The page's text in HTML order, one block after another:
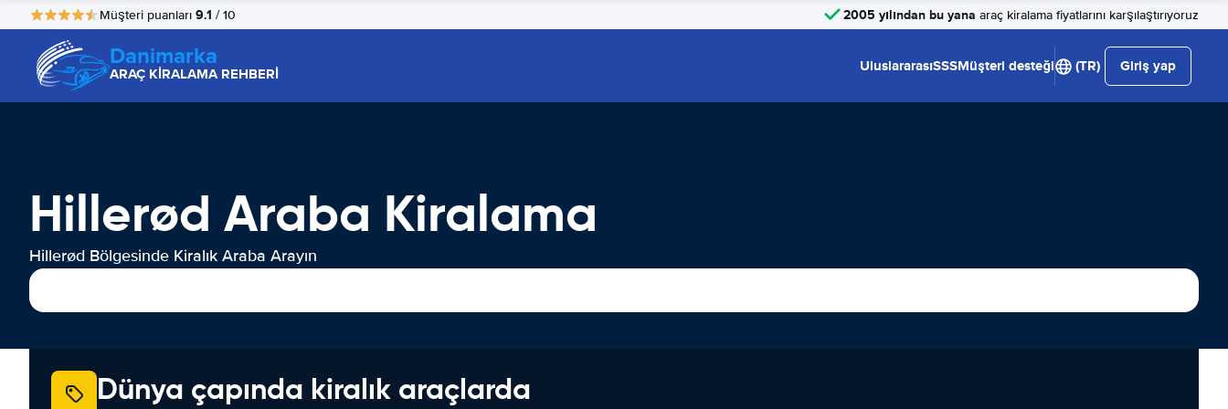
Müşteri puanları 9.1 / 10 2005 yılından bu yana araç kiralama fiyatlarını karşılaştırıyoruz
Danimarka
ARAÇ KİRALAMA REHBERİ UluslararasıSSSMüşteri desteği (TR) Giriş yap
Hillerød Araba Kiralama
Hillerød Bölgesinde Kiralık Araba Arayın
Dünya çapında kiralık araçlarda